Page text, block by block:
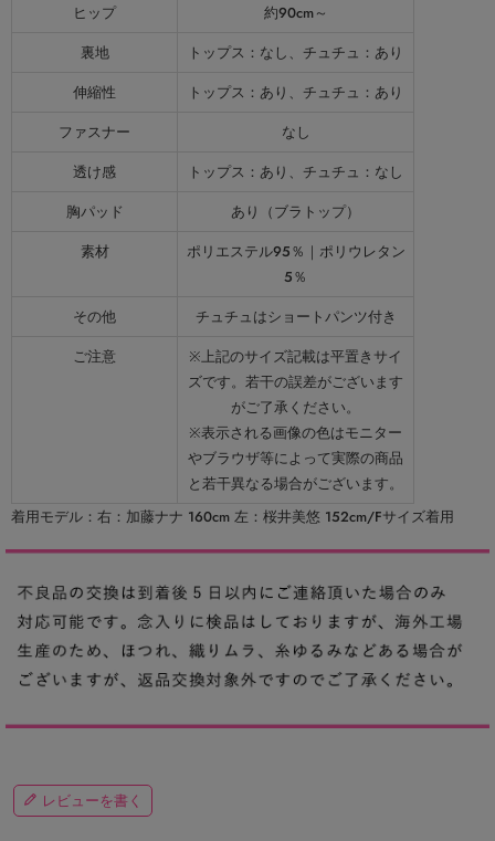
ヒップ
約90cm～
裏地
トップス：なし、チュチュ：あり
伸縮性
トップス：あり、チュチュ：あり
ファスナー
なし
透け感
トップス：あり、チュチュ：なし
胸パッド
あり（ブラトップ）
素材
ポリエステル95％｜ポリウレタン
5％
その他
チュチュはショートパンツ付き
ご注意
※上記のサイズ記載は平置きサイ
ズです。若干の誤差がございます
がご了承ください。
※表示される画像の色はモニター
やブラウザ等によって実際の商品
と若干異なる場合がございます。
着用モデル：右：加藤ナナ 160cm 左：桜井美悠 152cm/Fサイズ着用
レビューを書く